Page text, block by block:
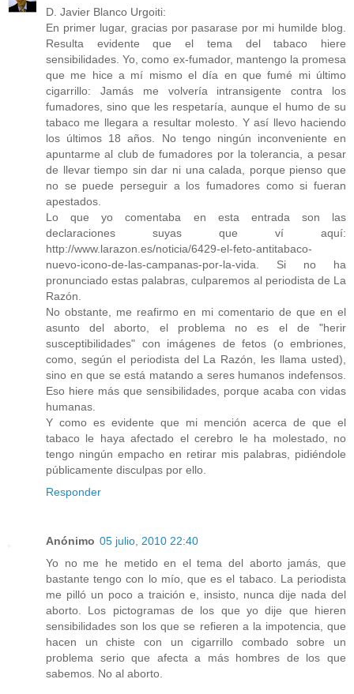
D. Javier Blanco Urgoiti:
En primer lugar, gracias por pasarase por mi humilde blog.
Resulta evidente que el tema del tabaco hiere
sensibilidades. Yo, como ex-fumador, mantengo la promesa
que me hice a mí mismo el día en que fumé mi último
cigarrillo: Jamás me volvería intransigente contra los
fumadores, sino que les respetaría, aunque el humo de su
tabaco me llegara a resultar molesto. Y así llevo haciendo
los últimos 18 años. No tengo ningún inconveniente en
apuntarme al club de fumadores por la tolerancia, a pesar
de llevar tiempo sin dar ni una calada, porque pienso que
no se puede perseguir a los fumadores como si fueran
apestados.
Lo que yo comentaba en esta entrada son las
declaraciones suyas que ví aquí:
http://www.larazon.es/noticia/6429-el-feto-antitabaco-
nuevo-icono-de-las-campanas-por-la-vida. Si no ha
pronunciado estas palabras, culparemos al periodista de La
Razón.
No obstante, me reafirmo en mi comentario de que en el
asunto del aborto, el problema no es el de "herir
susceptibilidades" con imágenes de fetos (o embriones,
como, según el periodista del La Razón, les llama usted),
sino en que se está matando a seres humanos indefensos.
Eso hiere más que sensibilidades, porque acaba con vidas
humanas.
Y como es evidente que mi mención acerca de que el
tabaco le haya afectado el cerebro le ha molestado, no
tengo ningún empacho en retirar mis palabras, pidiéndole
públicamente disculpas por ello.
Responder
Anónimo 05 julio, 2010 22:40
Yo no me he metido en el tema del aborto jamás, que
bastante tengo con lo mío, que es el tabaco. La periodista
me pilló un poco a traición e, insisto, nunca dije nada del
aborto. Los pictogramas de los que yo dije que hieren
sensibilidades son los que se refieren a la impotencia, que
hacen un chiste con un cigarrillo combado sobre un
problema serio que afecta a más hombres de los que
sabemos. No al aborto.